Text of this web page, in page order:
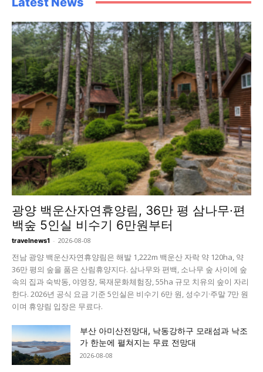
광양 백운산자연휴양림, 36만 평 삼나무·편
백숲 5인실 비수기 6만원부터
travelnews1 - 2026-08-08
전남 광양 백운산자연휴양림은 해발 1,222m 백운산 자락 약 120ha, 약
36만 평의 숲을 품은 산림휴양지다. 삼나무와 편백, 소나무 숲 사이에 숲
속의 집과 숙박동, 야영장, 목재문화체험장, 55ha 규모 치유의 숲이 자리
한다. 2026년 공식 요금 기준 5인실은 비수기 6만 원, 성수기·주말 7만 원
이며 휴양림 입장은 무료다.
부산 아미산전망대, 낙동강하구 모래섬과 낙조
가 한눈에 펼쳐지는 무료 전망대
2026-08-08